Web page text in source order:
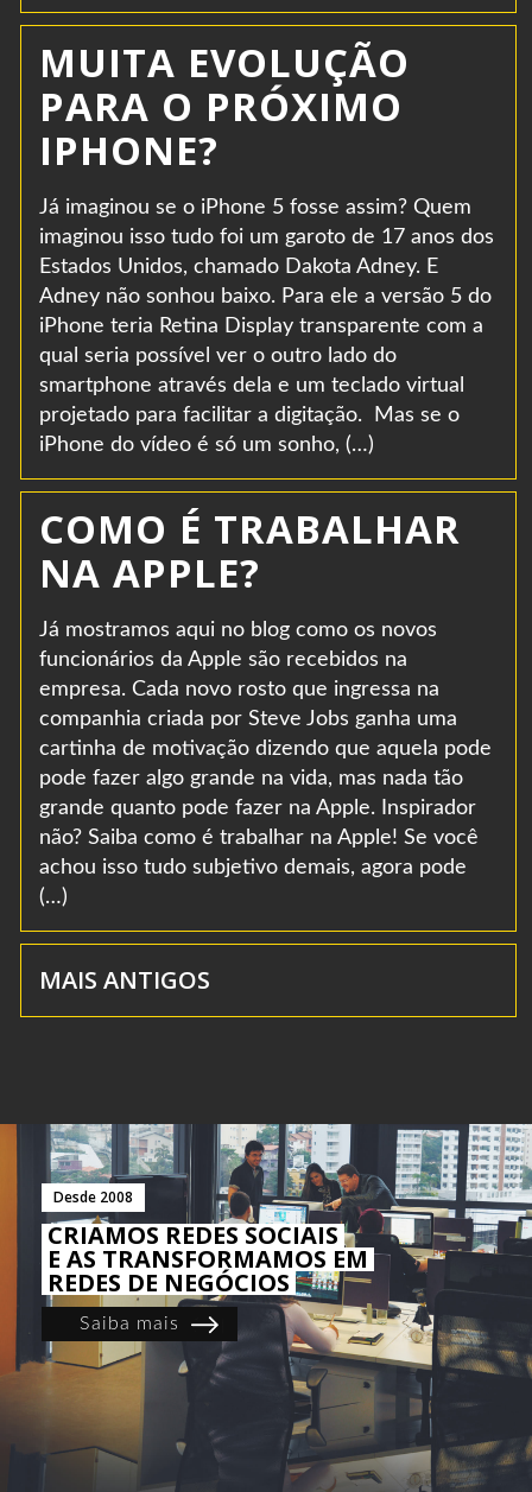
MUITA EVOLUÇÃO
PARA O PRÓXIMO
IPHONE?
Já imaginou se o iPhone 5 fosse assim? Quem
imaginou isso tudo foi um garoto de 17 anos dos
Estados Unidos, chamado Dakota Adney. E
Adney não sonhou baixo. Para ele a versão 5 do
iPhone teria Retina Display transparente com a
qual seria possível ver o outro lado do
smartphone através dela e um teclado virtual
projetado para facilitar a digitação. Mas se o
iPhone do vídeo é só um sonho, (…)
COMO É TRABALHAR
NA APPLE?
Já mostramos aqui no blog como os novos
funcionários da Apple são recebidos na
empresa. Cada novo rosto que ingressa na
companhia criada por Steve Jobs ganha uma
cartinha de motivação dizendo que aquela pode
pode fazer algo grande na vida, mas nada tão
grande quanto pode fazer na Apple. Inspirador
não? Saiba como é trabalhar na Apple! Se você
achou isso tudo subjetivo demais, agora pode
(…)
MAIS ANTIGOS
Desde 2008
CRIAMOS REDES SOCIAIS
E AS TRANSFORMAMOS EM
REDES DE NEGÓCIOS
Saiba mais